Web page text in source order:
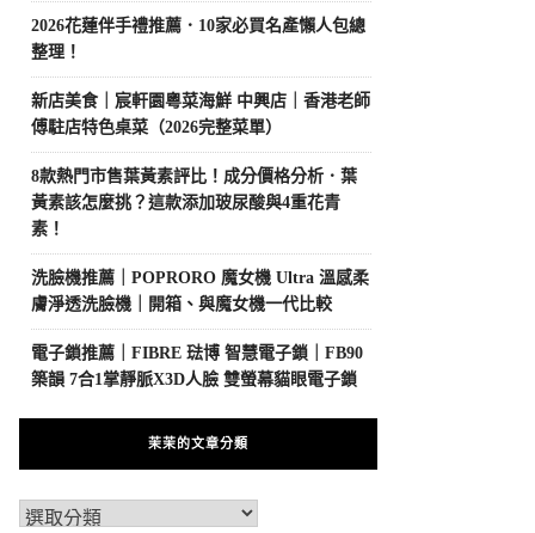
2026花蓮伴手禮推薦．10家必買名產懶人包總
整理！
新店美食｜宸軒園粵菜海鮮 中興店｜香港老師
傅駐店特色桌菜（2026完整菜單）
8款熱門市售葉黃素評比！成分價格分析．葉
黃素該怎麼挑？這款添加玻尿酸與4重花青
素！
洗臉機推薦｜POPRORO 魔女機 Ultra 溫感柔
膚淨透洗臉機｜開箱、與魔女機一代比較
電子鎖推薦｜FIBRE 琺博 智慧電子鎖｜FB90
築韻 7合1掌靜脈X3D人臉 雙螢幕貓眼電子鎖
茉茉的文章分類